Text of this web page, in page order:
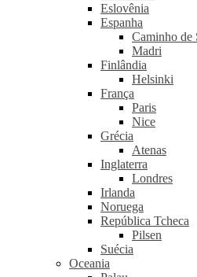
Eslovênia
Espanha
Caminho de
Madri
Finlândia
Helsinki
França
Paris
Nice
Grécia
Atenas
Inglaterra
Londres
Irlanda
Noruega
República Tcheca
Pilsen
Suécia
Oceania